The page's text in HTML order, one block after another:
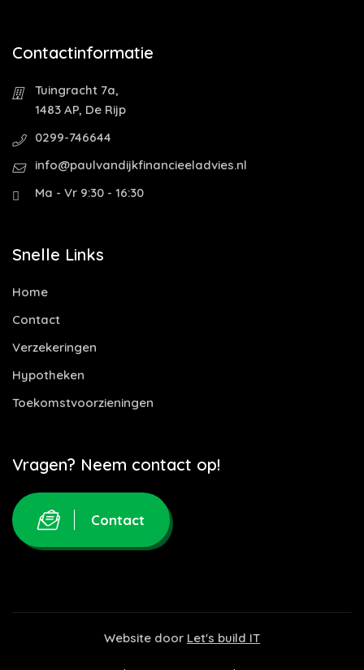
Contactinformatie
Tuingracht 7a,
1483 AP, De Rijp
0299-746644
info@paulvandijkfinancieeladvies.nl
Ma - Vr 9:30 - 16:30
Snelle Links
Home
Contact
Verzekeringen
Hypotheken
Toekomstvoorzieningen
Vragen? Neem contact op!
Contact
Website door Let's build IT